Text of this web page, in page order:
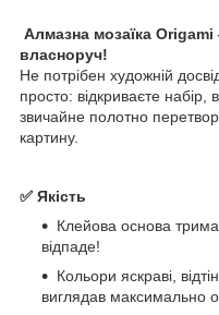
Алмазна мозаїка
власноруч!
Не потрібен художній
просто: відкриваєте
звичайне полотно
картину.
✅ Якість
Клейова основа
відпаде!
Кольори яскраві,
виглядав максимально